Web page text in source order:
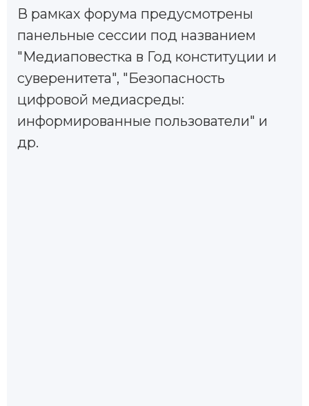
В рамках форума предусмотрены
панельные сессии под названием
"Медиаповестка в Год конституции и
суверенитета", "Безопасность
цифровой медиасреды:
информированные пользователи" и
др.